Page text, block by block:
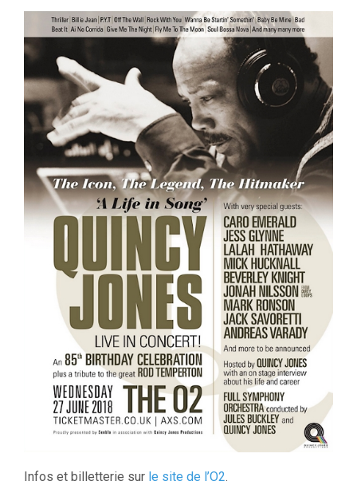
Infos et billetterie sur le site de l’O2.